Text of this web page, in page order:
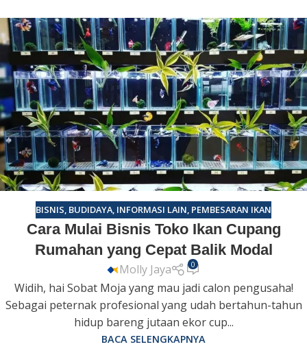
BISNIS, BUDIDAYA, INFORMASI LAIN, PEMBESARAN IKAN
Cara Mulai Bisnis Toko Ikan Cupang
Rumahan yang Cepat Balik Modal
Molly Jaya 0
Widih, hai Sobat Moja yang mau jadi calon pengusaha!
Sebagai peternak profesional yang udah bertahun-tahun
hidup bareng jutaan ekor cup...
BACA SELENGKAPNYA